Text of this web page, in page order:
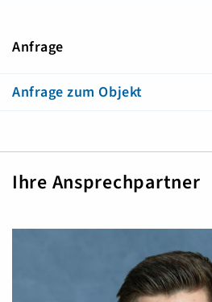
Anfrage
Anfrage zum Objekt
Ihre Ansprechpartner